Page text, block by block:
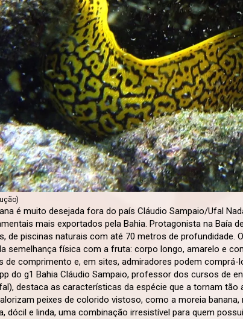
é muito desejada fora do país Cláudio Sampaio/Ufal
mais exportados pela Bahia. Protagonista na Baía
de piscinas naturais com até 70 metros de profundidade.
semelhança física com a fruta: corpo longo, amarelo e
de comprimento e, em sites, admiradores podem comprá-
do g1 Bahia Cláudio Sampaio, professor dos cursos de
destaca as características da espécie que a tornam tão
peixes de colorido vistoso, como a moreia
dócil e linda, uma combinação irresistível para quem